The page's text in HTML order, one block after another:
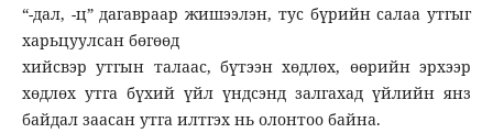
“-дал, -ц” дагавраар жишээлэн, тус бүрийн салаа утгыг
харьцуулсан бөгөөд
хийсвэр утгын талаас, бүтээн хөдлөх, өөрийн эрхээр
хөдлөх утга бүхий үйл үндсэнд залгахад үйлийн янз
байдал заасан утга илтгэх нь олонтоо байна.